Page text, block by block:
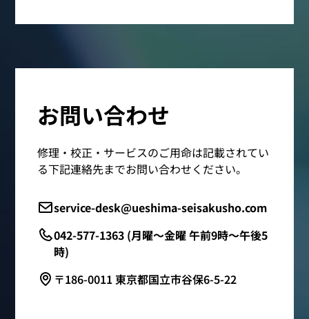
お問い合わせ
修理・校正・サービスのご用命は記載されてい
る下記連絡先までお問い合わせください。
service-desk@ueshima-seisakusho.com
042-577-1363 (月曜～金曜 午前9時～午後5
時)
〒186-0011 東京都国立市谷保6-5-22